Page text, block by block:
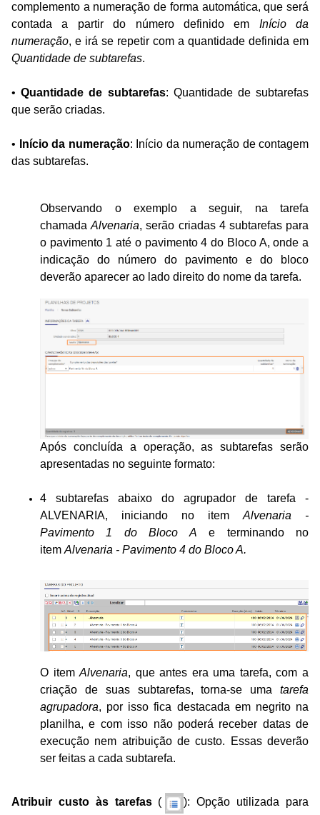
complemento a numeração de forma automática, que será
contada a partir do número definido em Início da
numeração, e irá se repetir com a quantidade definida em
Quantidade de subtarefas.
•Quantidade de subtarefas: Quantidade de subtarefas
que serão criadas.
• Início da numeração: Início da numeração de contagem
das subtarefas.
Observando o exemplo a seguir, na tarefa
chamadaAlvenaria, serão criadas 4 subtarefas para
o pavimento 1 até o pavimento4 do Bloco A, onde a
indicação do número do pavimento e do bloco
deverão aparecer ao lado direito do nome da tarefa.
Após concluída a operação, as subtarefas serão
apresentadas no seguinte formato:
4 subtarefas abaixo do agrupador de tarefa -
ALVENARIA, iniciando no item Alvenaria -
Pavimento 1 do Bloco Ae terminando no
item Alvenaria - Pavimento 4 do Bloco A.
O itemAlvenaria, que antes era uma tarefa, com a
criação de suas subtarefas, torna-se uma tarefa
agrupadora, por isso fica destacada em negrito na
planilha, e com isso não poderá receber datas de
execução nem atribuição de custo. Essas deverão
ser feitas a cada subtarefa.
Atribuir custo às tarefas(
): Opção utilizada para